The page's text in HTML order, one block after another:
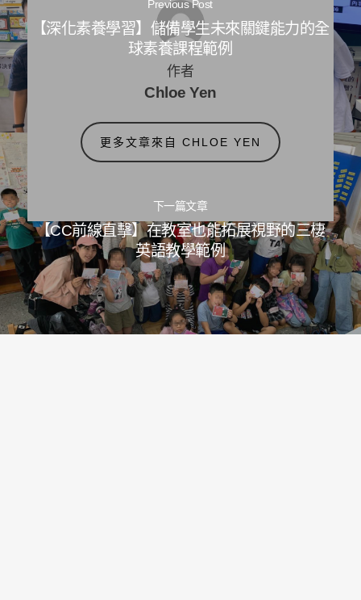
Previous Post
【深化素養學習】儲備學生未來關鍵能力的全
球素養課程範例
下一篇文章
【CC前線直擊】在教室也能拓展視野的三棲
英語教學範例
作者
Chloe Yen
更多文章來自 CHLOE YEN